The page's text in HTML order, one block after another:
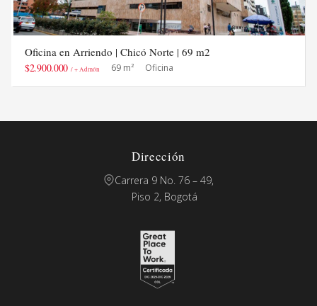
Oficina en Arriendo | Chicó Norte | 69 m2
$2.900.000 / + Admón 69 m² Oficina
Dirección
Carrera 9 No. 76 – 49,
Piso 2, Bogotá